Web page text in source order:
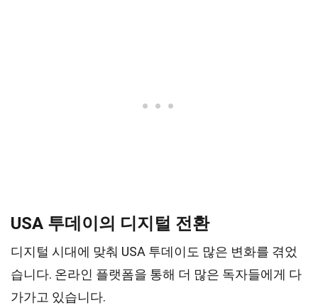
USA 투데이의 디지털 전환
디지털 시대에 맞춰 USA 투데이도 많은 변화를 겪었
습니다. 온라인 플랫폼을 통해 더 많은 독자들에게 다
가가고 있습니다.